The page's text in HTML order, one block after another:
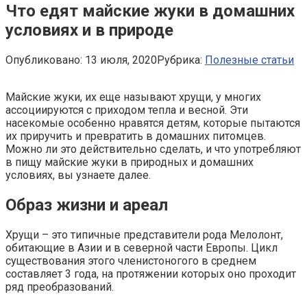
Что едят майские жуки в домашних
условиях и в природе
Опубликовано: 13 июля, 2020Рубрика: Полезные статьи
Майские жуки, их еще называют хрущи, у многих
ассоциируются с приходом тепла и весной. Эти
насекомые особенно нравятся детям, которые пытаются
их приручить и превратить в домашних питомцев.
Можно ли это действительно сделать, и что употребляют
в пищу майские жуки в природных и домашних
условиях, вы узнаете далее.
Образ жизни и ареал
Хрущи – это типичные представители рода Мелолонт,
обитающие в Азии и в северной части Европы. Цикл
существования этого членистоногого в среднем
составляет 3 года, на протяжении которых оно проходит
ряд преобразований.